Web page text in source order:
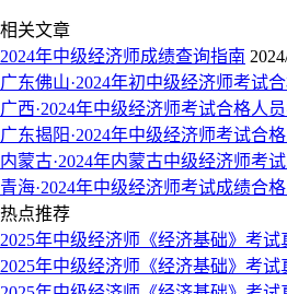
相关文章
​2024年中级经济师成绩查询指南
广东佛山·2024年初中级经济师考试
广西·2024年中级经济师考试合格人
广东揭阳·2024年中级经济师考试合
内蒙古·2024年内蒙古中级经济师考
青海·2024年中级经济师考试成绩合
热点推荐
2025年中级经济师《经济基础》考试
2025年中级经济师《经济基础》考试